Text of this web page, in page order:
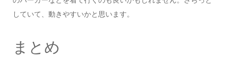
していて、動きやすいかと思います。
まとめ